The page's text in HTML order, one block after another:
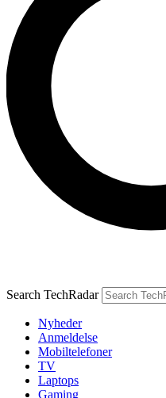
Search TechRadar
Nyheder
Anmeldelse
Mobiltelefoner
TV
Laptops
Gaming